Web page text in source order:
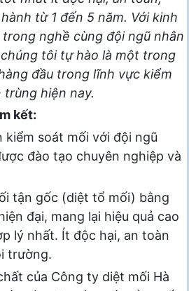
từ 1 đến 5 năm. Với kinh
nghề cùng đội ngũ nhân
tôi tự hào là một trong
đầu trong lĩnh vực kiểm
hiện nay.
kết:
kiểm soát mối với đội ngũ
đào tạo chuyên nghiệp và
tận gốc (diệt tổ mối) bằng
đại, mang lại hiệu quả cao
lý nhất. Ít độc hại, an toàn
trường.
của Công ty diệt mối Hà